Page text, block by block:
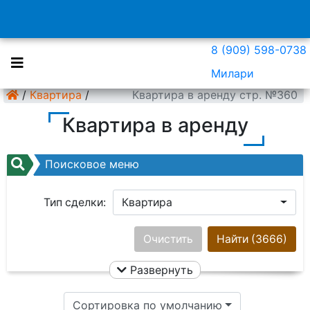
8 (909) 598-0738
Милари
/ Квартира / Квартира в аренду стр. №360
Квартира в аренду
Поисковое меню
Тип сделки: Квартира
Ничего не выбрано
Цена:
Найти (3666)
Очистить
Развернуть
Сортировка по умолчанию